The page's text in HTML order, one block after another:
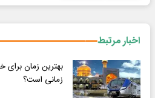
اخبار مرتبط
بهترین زمان برای
زمانی است؟